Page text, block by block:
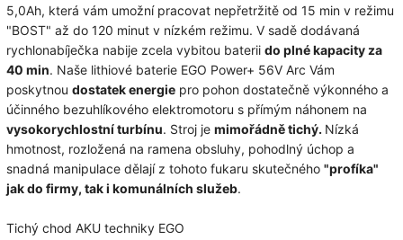
5,0Ah, která vám umožní pracovat nepřetržitě od 15 min v režimu
"BOST" až do 120 minut v nízkém režimu. V sadě dodávaná
rychlonabíječka nabije zcela vybitou baterii do plné kapacity za
40 min. Naše lithiové baterie EGO Power+ 56V Arc Vám
poskytnou dostatek energie pro pohon dostatečně výkonného a
účinného bezuhlíkového elektromotoru s přímým náhonem na
vysokorychlostní turbínu. Stroj je mimořádně tichý. Nízká
hmotnost, rozložená na ramena obsluhy, pohodlný úchop a
snadná manipulace dělají z tohoto fukaru skutečného "profíka"
jak do firmy, tak i komunálních služeb.
Tichý chod AKU techniky EGO